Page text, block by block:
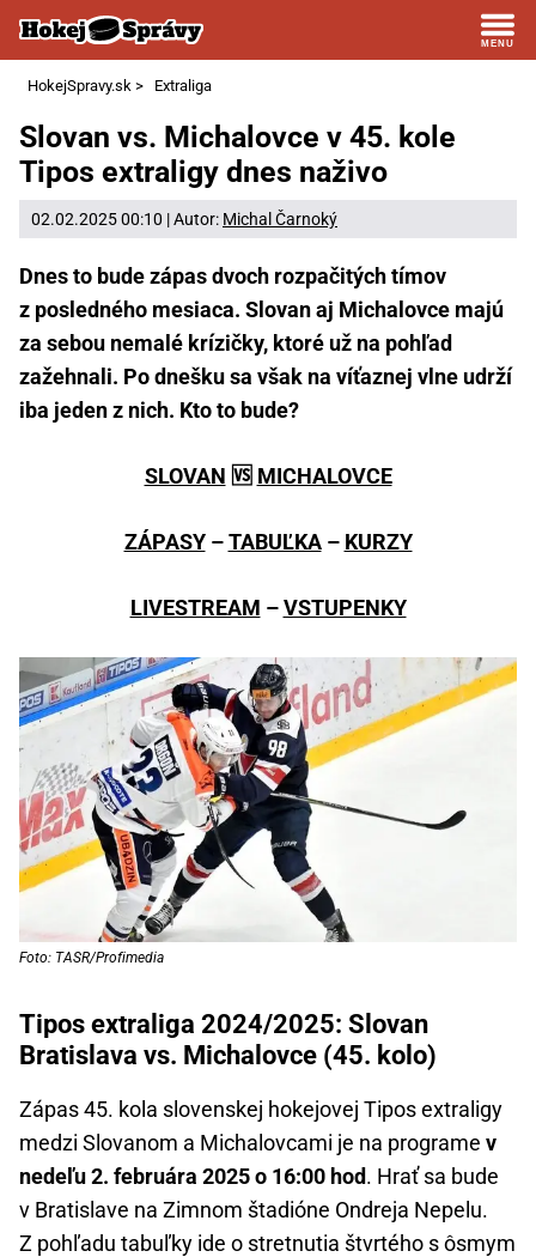
HokejSpravy.sk > Extraliga
Slovan vs. Michalovce v 45. kole
Tipos extraligy dnes naživo
02.02.2025 00:10 | Autor: Michal Čarnoký
Dnes to bude zápas dvoch rozpačitých tímov
z posledného mesiaca. Slovan aj Michalovce majú
za sebou nemalé krízičky, ktoré už na pohľad
zažehnali. Po dnešku sa však na víťaznej vlne udrží
iba jeden z nich. Kto to bude?
SLOVAN 🆚 MICHALOVCE
ZÁPASY–TABUĽKA– KURZY
LIVESTREAM –VSTUPENKY
Foto: TASR/Profimedia
Tipos extraliga 2024/2025: Slovan
Bratislava vs. Michalovce (45. kolo)
Zápas 45. kola slovenskej hokejovej Tipos extraligy
medzi Slovanom a Michalovcami je na programe v
nedeľu 2. februára 2025 o 16:00 hod. Hrať sa bude
v Bratislave na Zimnom štadióne Ondreja Nepelu.
Z pohľadu tabuľky ide o stretnutia štvrtého s ôsmym